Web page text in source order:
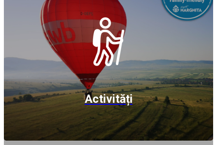
Activități